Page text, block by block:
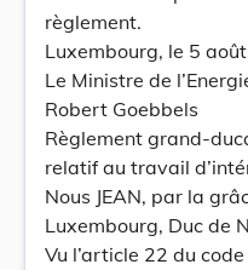
règlement.
Luxembourg, le 5
Le Ministre de
Robert Goebbels
Règlement grand-
relatif au travail
Nous JEAN, par la
Luxembourg, Duc de
Vu l’article 22 du